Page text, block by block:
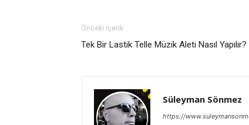
Önceki İçerik
Tek Bir Lastik Telle Müzik Aleti Nasıl Yapılır?
Süleyman Sönmez
https://